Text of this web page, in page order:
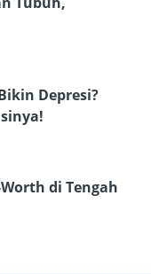
Depresi?
di Tengah